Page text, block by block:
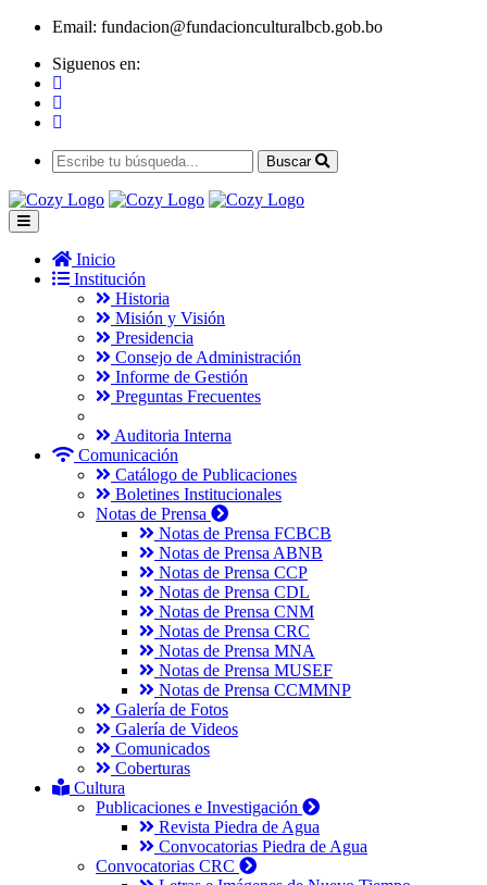
Email: fundacion@fundacionculturalbcb.gob.bo
Siguenos en:
Buscar
Inicio
Institución
Historia
Misión y Visión
Presidencia
Consejo de Administración
Informe de Gestión
Preguntas Frecuentes
Auditoria Interna
Comunicación
Catálogo de Publicaciones
Boletines Institucionales
Notas de Prensa
Notas de Prensa FCBCB
Notas de Prensa ABNB
Notas de Prensa CCP
Notas de Prensa CDL
Notas de Prensa CNM
Notas de Prensa CRC
Notas de Prensa MNA
Notas de Prensa MUSEF
Notas de Prensa CCMMNP
Galería de Fotos
Galería de Videos
Comunicados
Coberturas
Cultura
Publicaciones e Investigación
Revista Piedra de Agua
Convocatorias Piedra de Agua
Convocatorias CRC